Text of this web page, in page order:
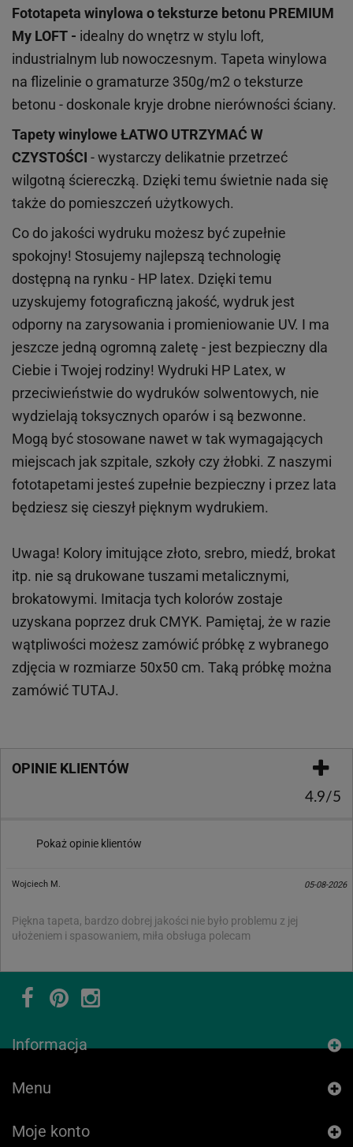
Fototapeta winylowa oteksturze betonu PREMIUM
My LOFT - idealny do wnętrz w stylu loft,
industrialnym lub nowoczesnym. Tapeta winylowa
na flizelinie o gramaturze 350g/m2 o teksturze
betonu - doskonale kryje drobne nierówności ściany.
Tapety winyloweŁATWO UTRZYMAĆ W
CZYSTOŚCI - wystarczy delikatnie przetrzeć
wilgotną ściereczką. Dzięki temu świetnie nada się
także do pomieszczeń użytkowych.
Co do jakości wydruku możesz być zupełnie
spokojny! Stosujemy najlepszą technologię
dostępną na rynku - HP latex. Dzięki temu
uzyskujemy fotograficzną jakość, wydruk jest
odporny na zarysowania i promieniowanie UV. I ma
jeszcze jedną ogromną zaletę - jest bezpieczny dla
Ciebie i Twojej rodziny! Wydruki HP Latex, w
przeciwieństwie do wydruków solwentowych, nie
wydzielają toksycznych oparów i są bezwonne.
Mogą być stosowane nawet w tak wymagających
miejscach jak szpitale, szkoły czy żłobki. Z naszymi
fototapetami jesteś zupełnie bezpieczny i przez lata
będziesz się cieszył pięknym wydrukiem.
Uwaga! Kolory imitujące złoto, srebro, miedź, brokat
itp. nie są drukowane tuszami metalicznymi,
brokatowymi. Imitacja tych kolorów zostaje
uzyskana poprzez druk CMYK. Pamiętaj, że w razie
wątpliwości możesz zamówić próbkę z wybranego
zdjęcia w rozmiarze 50x50 cm. Taką próbkę można
zamówićTUTAJ.
OPINIE KLIENTÓW
4.9/5
Pokaż opinie klientów
Wojciech M. 05-08-2026
Piękna tapeta, bardzo dobrej jakości nie było problemu z jej
ułożeniem i spasowaniem, miła obsługa polecam
Informacja
Menu
Moje konto